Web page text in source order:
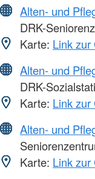
Alten- und
DRK-
Karte: Link zur
Alten- und
DRK-
Karte: Link zur
Alten- und
Karte: Link zur